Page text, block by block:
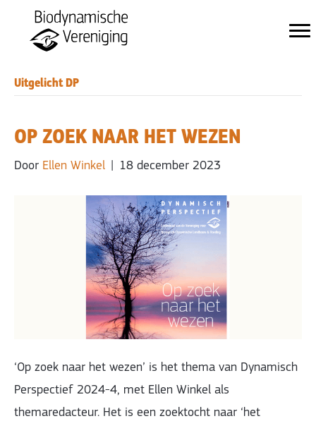
Uitgelicht DP
OP ZOEK NAAR HET WEZEN
Door Ellen Winkel 18 december 2023
‘Op zoek naar het wezen’ is het thema van Dynamisch
Perspectief 2024-4, met Ellen Winkel als
themaredacteur. Het is een zoektocht naar ‘het